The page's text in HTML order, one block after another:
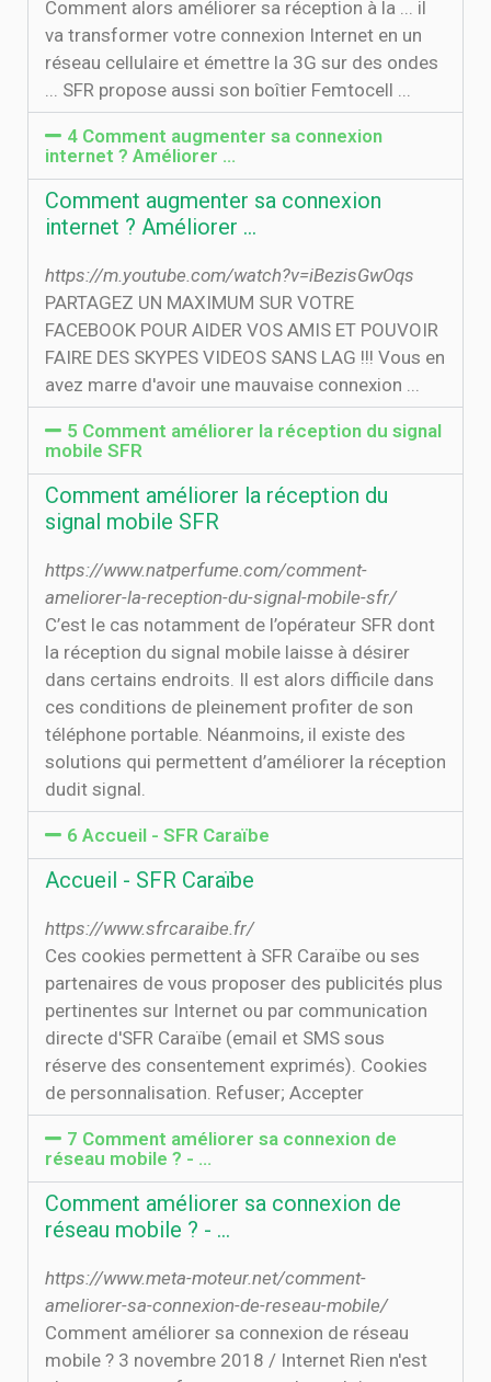
Comment alors améliorer sa réception à la ... il
va transformer votre connexion Internet en un
réseau cellulaire et émettre la 3G sur des ondes
... SFR propose aussi son boîtier Femtocell ...
4 Comment augmenter sa connexion
internet ? Améliorer …
Comment augmenter sa connexion
internet ? Améliorer …
https://m.youtube.com/watch?v=iBezisGwOqs
PARTAGEZ UN MAXIMUM SUR VOTRE
FACEBOOK POUR AIDER VOS AMIS ET POUVOIR
FAIRE DES SKYPES VIDEOS SANS LAG !!! Vous en
avez marre d'avoir une mauvaise connexion ...
5 Comment améliorer la réception du signal
mobile SFR
Comment améliorer la réception du
signal mobile SFR
https://www.natperfume.com/comment-
ameliorer-la-reception-du-signal-mobile-sfr/
C’est le cas notamment de l’opérateur SFR dont
la réception du signal mobile laisse à désirer
dans certains endroits. Il est alors difficile dans
ces conditions de pleinement profiter de son
téléphone portable. Néanmoins, il existe des
solutions qui permettent d’améliorer la réception
dudit signal.
6 Accueil - SFR Caraïbe
Accueil - SFR Caraïbe
https://www.sfrcaraibe.fr/
Ces cookies permettent à SFR Caraïbe ou ses
partenaires de vous proposer des publicités plus
pertinentes sur Internet ou par communication
directe d'SFR Caraïbe (email et SMS sous
réserve des consentement exprimés). Cookies
de personnalisation. Refuser; Accepter
7 Comment améliorer sa connexion de
réseau mobile ? - …
Comment améliorer sa connexion de
réseau mobile ? - …
https://www.meta-moteur.net/comment-
ameliorer-sa-connexion-de-reseau-mobile/
Comment améliorer sa connexion de réseau
mobile ? 3 novembre 2018 / Internet Rien n'est